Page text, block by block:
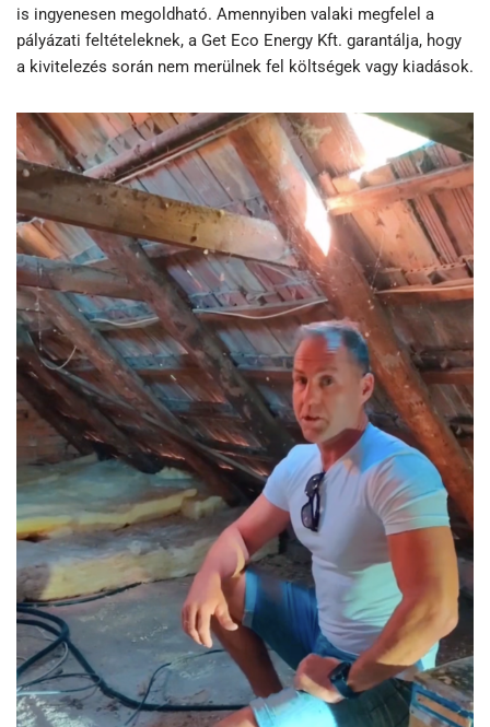
is ingyenesen megoldható. Amennyiben valaki megfelel a
pályázati feltételeknek, a Get Eco Energy Kft. garantálja, hogy
a kivitelezés során nem merülnek fel költségek vagy kiadások.